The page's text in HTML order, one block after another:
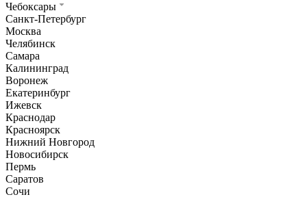
Чебоксары
Санкт-Петербург
Москва
Челябинск
Самара
Калининград
Воронеж
Екатеринбург
Ижевск
Краснодар
Красноярск
Нижний Новгород
Новосибирск
Пермь
Саратов
Сочи